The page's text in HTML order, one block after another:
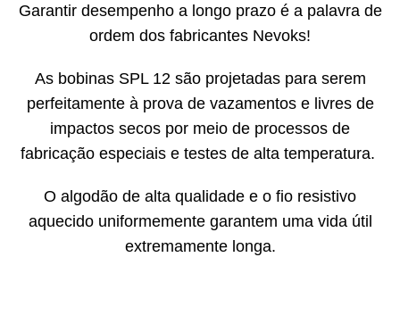
Garantir desempenho a longo prazo é a palavra de
ordem dos fabricantes Nevoks!
As bobinas SPL 12 são projetadas para serem
perfeitamente à prova de vazamentos e livres de
impactos secos por meio de processos de
fabricação especiais e testes de alta temperatura.
O algodão de alta qualidade e o fio resistivo
aquecido uniformemente garantem uma vida útil
extremamente longa.